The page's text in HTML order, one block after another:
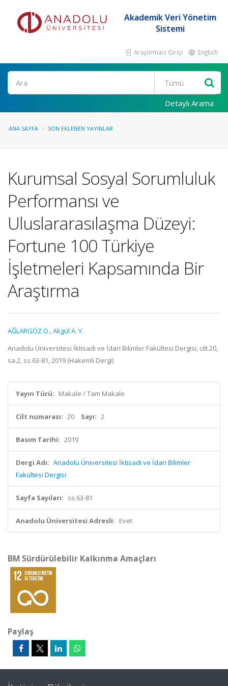
Akademik Veri Yönetim
Sistemi
Araştırmacı Girişi English
Ara
Detaylı Arama
ANA SAYFA SON EKLENEN YAYINLAR
Kurumsal Sosyal Sorumluluk
Performansı ve
Uluslararasılaşma Düzeyi:
Fortune 100 Türkiye
İşletmeleri Kapsamında Bir
Araştırma
AĞLARGÖZ O.,Akgül A. Y.
Anadolu Üniversitesi İktisadi ve İdari Bilimler Fakültesi Dergisi, cilt.20,
sa.2, ss.63-81, 2019 (Hakemli Dergi)
Yayın Türü: Makale / Tam Makale
Cilt numarası: 20 Sayı: 2
Basım Tarihi: 2019
Dergi Adı: Anadolu Üniversitesi İktisadi ve İdari Bilimler
Fakültesi Dergisi
Sayfa Sayıları: ss.63-81
Anadolu Üniversitesi Adresli: Evet
BM Sürdürülebilir Kalkınma Amaçları
Paylaş